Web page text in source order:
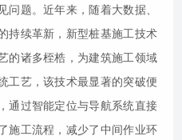
问题。近年来，随着大数据、
持续革新，新型桩基施工技术
的诸多桎梏，为建筑施工领域
工艺，该技术最显著的突破便
通过智能定位与导航系统直接
施工流程，减少了中间作业环